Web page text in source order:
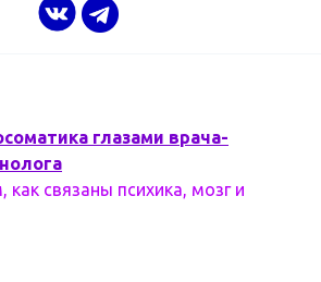
глазами врача-
как связаны психика, мозг и